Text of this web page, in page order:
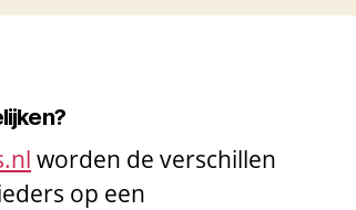
worden de verschillen
op een